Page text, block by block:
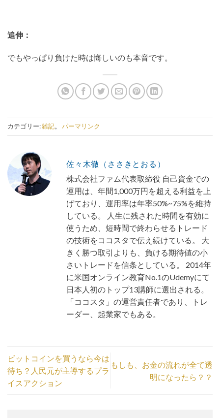
追伸：
でもやっぱり負けた時は悔しいのも本音です。
カテゴリー:雑記。 パーマリンク
佐々木徹（ささきとおる）
株式会社ファム代表取締役 自己資金での
運用は、年間1,000万円を超える利益を上
げており、運用率は年率50%~75%を維持
している。 人生に残された時間を有効に
使うため、短時間で終わらせるトレード
の技術をココスタで伝え続けている。 大
きく勝つ取引よりも、負ける期待値の小
さいトレードを信条としている。 2014年
に米国オンライン教育No.1のUdemyにて
日本人初のトップ13講師に選出される。
「ココスタ」の運営責任者であり、トレ
ーダー、起業家でもある。
ビットコインを買うなら今は
待ち？人民元が主導するプラ
イスアクション
もしも、お金の流れが全て透
明になったら？？